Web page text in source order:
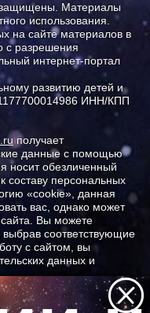
Материалы
использования.
на сайте материалов в
с разрешения
интернет-портал
развитию детей и
ИНН/КПП
получает
данные с помощью
носит обезличенный
составу персональных
«cookie», данная
вас, однако может
Вы можете
выбрав соответствующие
с сайтом, вы
данных и